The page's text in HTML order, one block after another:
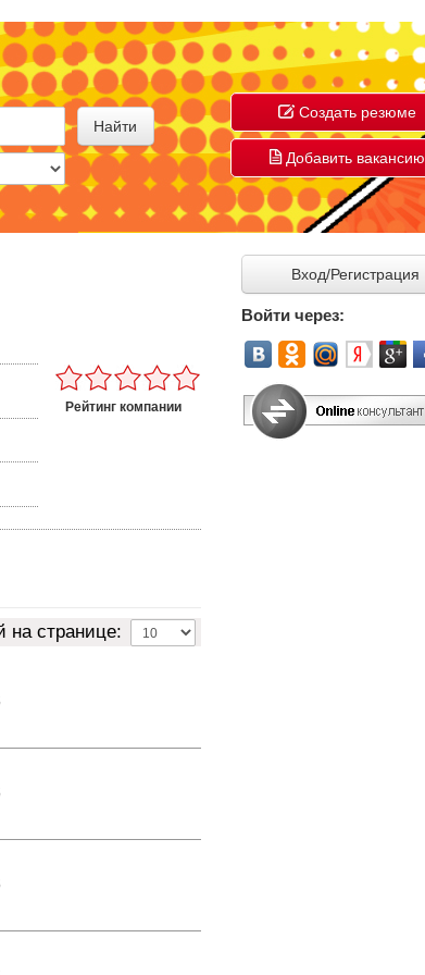
Найти
Создать резюме
Добавить вакансию
Рейтинг компании
на странице:
Вход/Регистрация
Войти через: